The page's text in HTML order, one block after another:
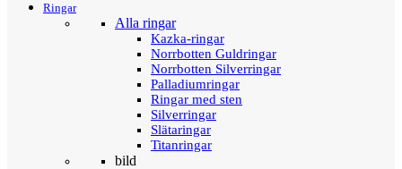
Ringar
Alla ringar
Kazka-ringar
Norrbotten Guldringar
Norrbotten Silverringar
Palladiumringar
Ringar med sten
Silverringar
Slätaringar
Titanringar
bild